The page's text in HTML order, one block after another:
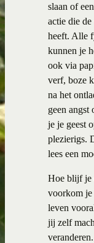
slaan of
actie die
heeft. Alle
kunnen je
ook via
verf, boze
na het
geen angst
je je geest
plezierigs.
lees een
Hoe blijf je
voorkom
leven
jij zelf